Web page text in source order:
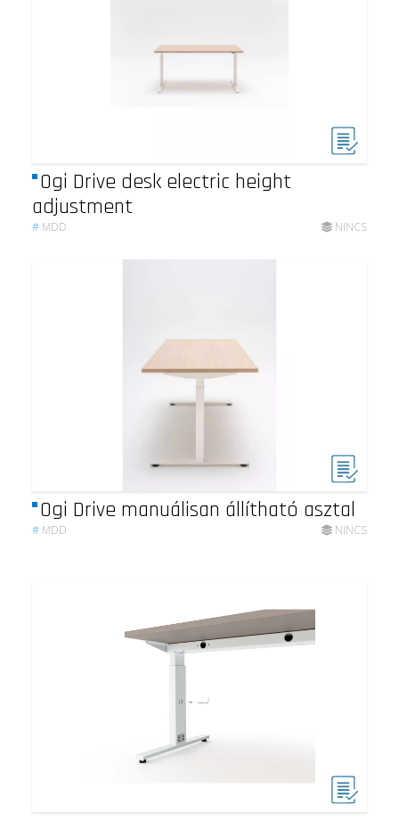
Ogi Drive desk electric height
adjustment
# MDD NINCS
Ogi Drive manuálisan állítható asztal
# MDD NINCS